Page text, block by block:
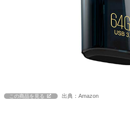
この商品を見る 出典：Amazon